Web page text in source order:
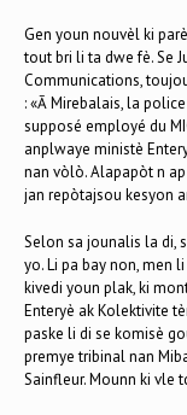
Gen youn nouvèl ki
tout bri li ta dwe fè. Se
Communications,
: «Ā Mirebalais, la
supposé employé du
anplwaye ministè
nan vòlò. Alapapòt n
jan repòtajsou kesyon
Selon sa jounalis la di,
yo. Li pa bay non, men
kivedi youn plak, ki
Enteryè ak Kolektivite
paske li di se komisè
premye tribinal nan
Sainfleur. Mounn ki vle